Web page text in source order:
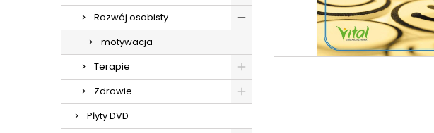
Rozwój osobisty
motywacja
Terapie
Zdrowie
Płyty DVD